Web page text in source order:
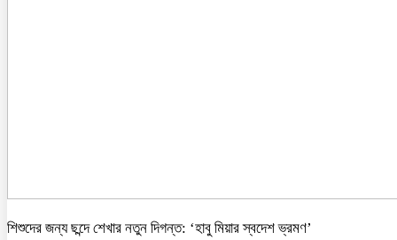
শিশুদের জন্য ছন্দে শেখার নতুন দিগন্ত: ‘হাবু মিয়ার স্বদেশ ভ্রমণ’